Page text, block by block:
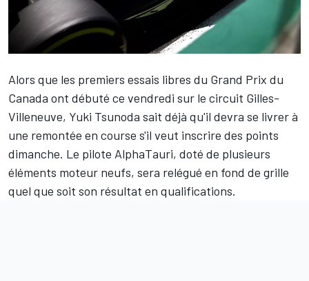
Alors que les premiers essais libres du Grand Prix du
Canada ont débuté ce vendredi sur le circuit Gilles-
Villeneuve, Yuki Tsunoda sait déjà qu'il devra se livrer à
une remontée en course s'il veut inscrire des points
dimanche. Le pilote AlphaTauri, doté de plusieurs
éléments moteur neufs, sera relégué en fond de grille
quel que soit son résultat en qualifications.